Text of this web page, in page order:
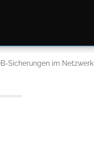
Sicherungen im Netzwerk